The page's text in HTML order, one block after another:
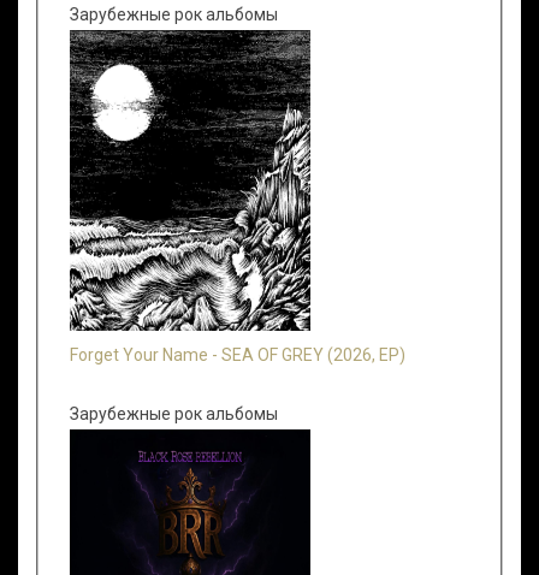
Зарубежные рок альбомы
Forget Your Name - SEA OF GREY (2026, EP)
Зарубежные рок альбомы